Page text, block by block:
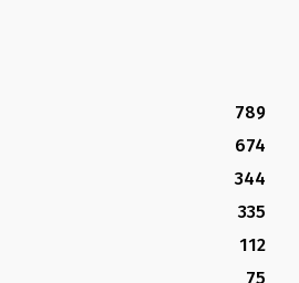
789
674
344
335
112
75